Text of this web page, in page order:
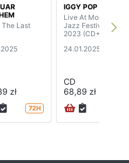
The Last
zł
72H
IGGY POP
Live At Montreux
Jazz Festival
2023 (CD+BD)
24.01.2025
CD
68,89 zł